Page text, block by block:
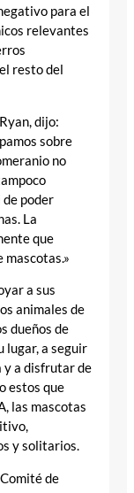
para el
relevantes
resto del
dijo:
sobre
no
de poder
La
que
a sus
animales de
dueños de
lugar, a seguir
y a disfrutar de
estos que
las mascotas
y solitarios.
de